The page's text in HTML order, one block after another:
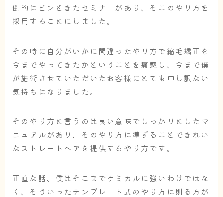
倒的にピンときたセミナーがあり、そこのやり方を
採用することにしました。
その時に自分がいかに間違ったやり方で縮毛矯正を
今までやってきたかということを痛感し、今まで僕
が施術させていただいたお客様にとても申し訳ない
気持ちになりました。
そのやり方と言うのは良い意味でしっかりとしたマ
ニュアルがあり、そのやり方に準ずることできれい
なストレートヘアを提供するやり方です。
正直な話、僕はそこまでケミカルに強いわけではな
く、そういったテンプレート式のやり方に則る方が